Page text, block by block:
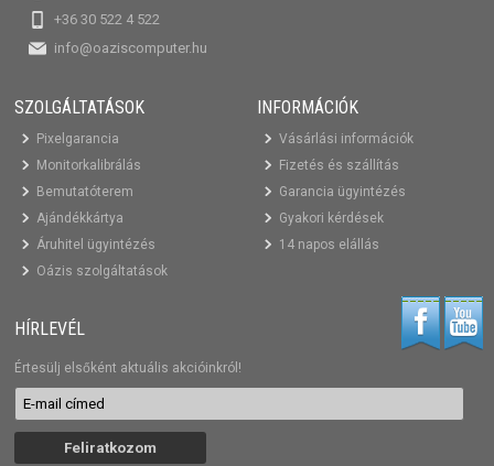
+36 30 522 4 522
info@oaziscomputer.hu
SZOLGÁLTATÁSOK
Pixelgarancia
Monitorkalibrálás
Bemutatóterem
Ajándékkártya
Áruhitel ügyintézés
Oázis szolgáltatások
INFORMÁCIÓK
Vásárlási információk
Fizetés és szállítás
Garancia ügyintézés
Gyakori kérdések
14 napos elállás
HÍRLEVÉL
Értesülj elsőként aktuális akcióinkról!